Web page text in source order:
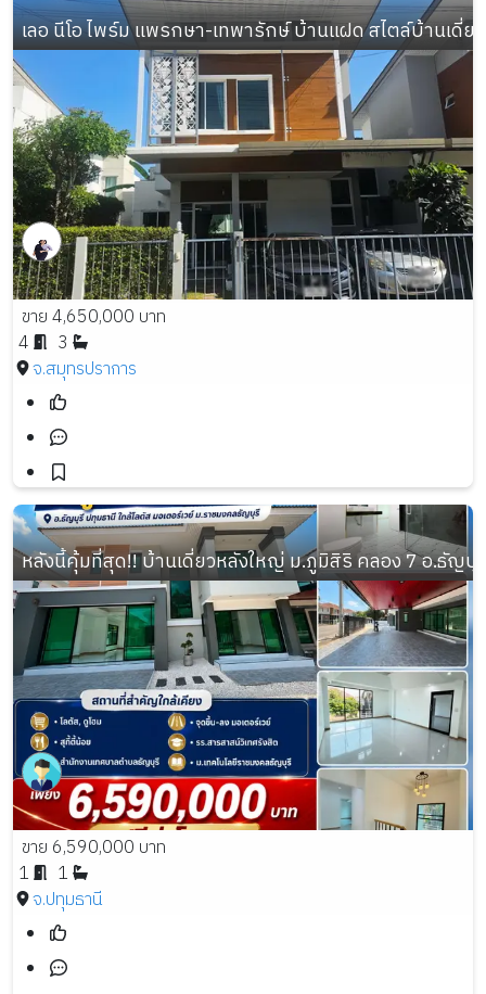
เลอ นีโอ ไพร์ม แพรกษา-เทพารักษ์ บ้านแฝด สไตล์บ้านเดี่
ขาย 4,650,000 บาท
4
3
จ.สมุทรปราการ
หลังนี้คุ้มที่สุด!! บ้านเดี่ยวหลังใหญ่ ม.ภูมิสิริ คลอง 7 อ.ธัญบุ
ขาย 6,590,000 บาท
1
1
จ.ปทุมธานี